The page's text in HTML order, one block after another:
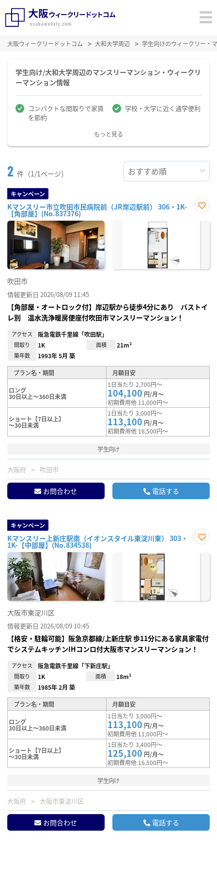
大阪ウィークリードットコム 大和大学周辺 学生向けのウィークリー・
学生向け/大和大学周辺のマンスリーマンション・ウィークリ
ーマンション情報
コンパクトな間取りで家賃
を節約
学校・大学に近く通学便利
もっと見る
2 件（1/1ページ）
キャンペーン
Kマンスリー市立吹田市民病院前（JR岸辺駅前） 306・1K-
【角部屋】(No.837376)
に入
吹田市
情報更新日 2026/08/09 11:45
【角部屋・オートロック付】岸辺駅から徒歩4分にあり バストイ
レ別 温水洗浄暖房便座付吹田市マンスリーマンション！
アクセス 阪急電鉄千里線「吹田駅」
間取り 1K 面積 21m²
築年数 1993年 5月 築
プラン名・期間 月額目安
ロング
30日以上～360日未満
1日当たり 2,700円～
104,100 円/月～
初期費用他 11,000円～
ショート【7日以上】
～30日未満
1日当たり 3,000円～
113,100 円/月～
初期費用他 16,500円～
学生向け
大阪府 吹田市
お問合わせ 電話する
キャンペーン
Kマンスリー上新庄駅南（イオンスタイル東淀川東） 303・
1K-【中部屋】(No.834538)
に入
大阪市東淀川区
情報更新日 2026/08/09 10:45
【格安・駐輪可能】阪急京都線/上新庄駅 歩11分にある家具家電付
でシステムキッチンIHコンロ付大阪市マンスリーマンション！
アクセス 阪急電鉄千里線「下新庄駅」
間取り 1K 面積 18m²
築年数 1985年 2月 築
プラン名・期間 月額目安
ロング
30日以上～360日未満
1日当たり 3,000円～
113,100 円/月～
初期費用他 11,000円～
ショート【7日以上】
～30日未満
1日当たり 3,400円～
125,100 円/月～
初期費用他 16,500円～
学生向け
大阪府 大阪市東淀川区
お問合わせ 電話する